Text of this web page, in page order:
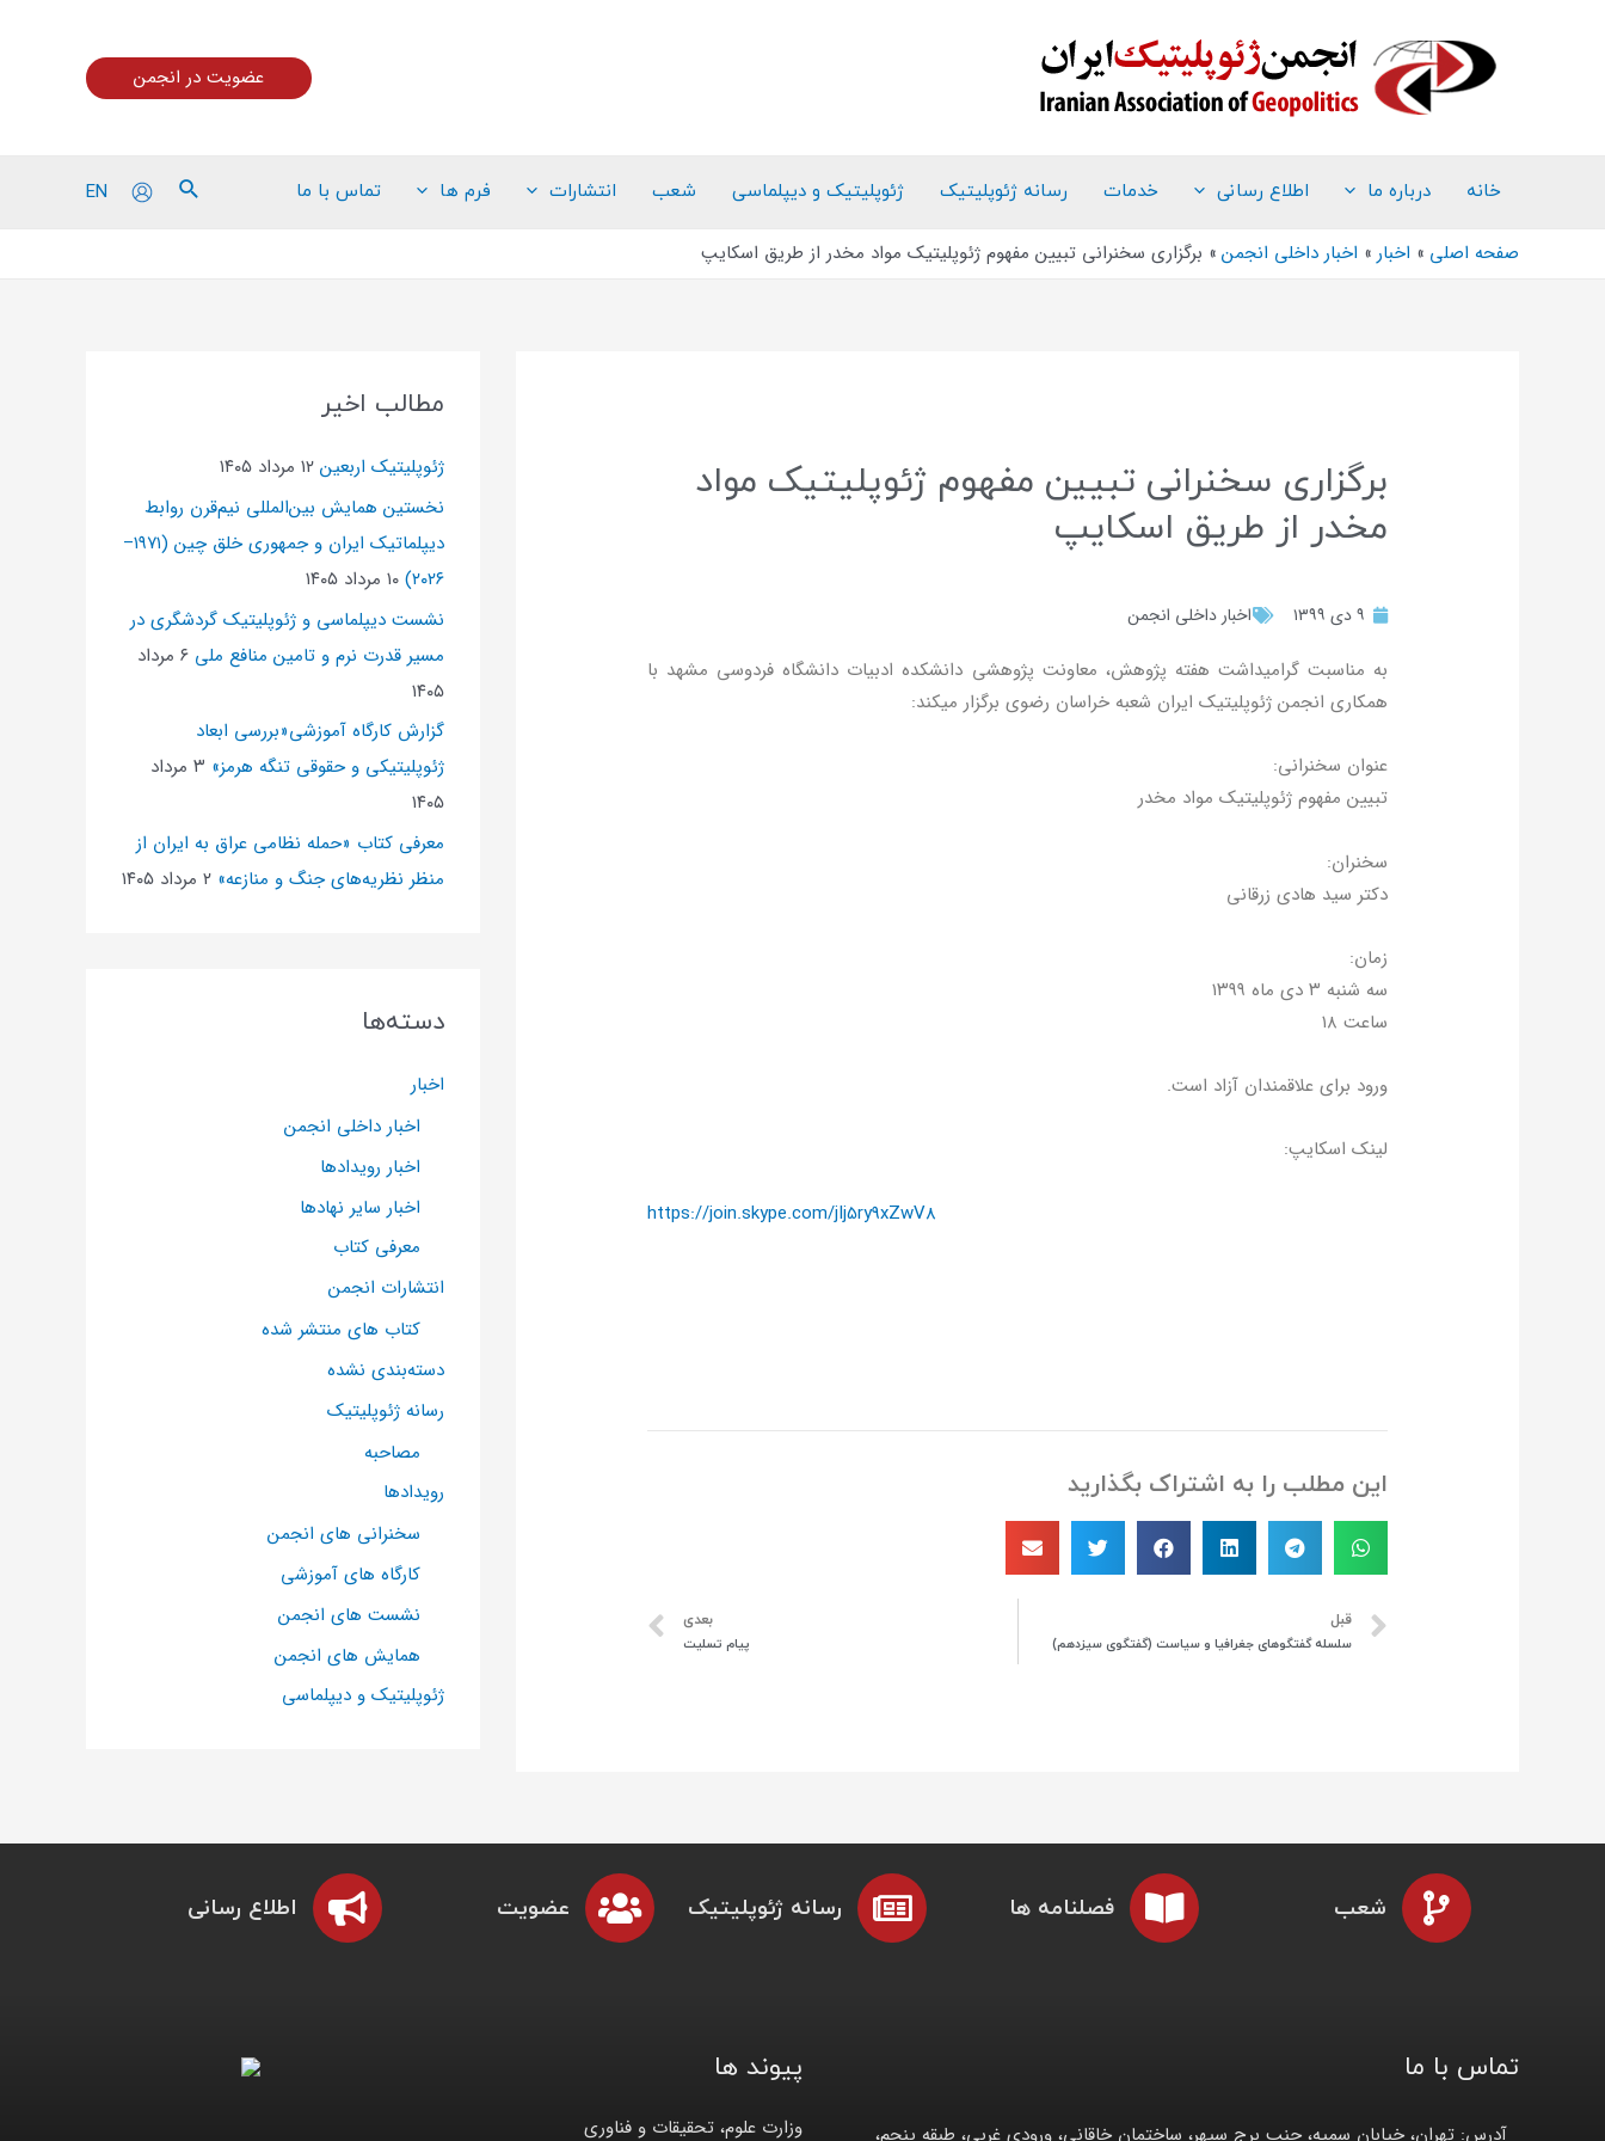
عضویت در انجمن
خانه درباره ما اطلاع رسانی خدمات رسانه ژئوپلیتیک ژئوپلیتیک و دیپلماسی شعب انتشارات فرم ها تماس با ما EN
صفحه اصلی اخبار اخبار داخلی انجمن برگزاری سخنرانی تبیین مفهوم ژئوپلیتیک مواد مخدر از طریق اسکایپ
برگزاری سخنرانی تبیین مفهوم ژئوپلیتیک مواد
مخدر از طریق اسکایپ
۹ دی ۱۳۹۹ اخبار داخلی انجمن
به مناسبت گرامیداشت هفته پژوهش، معاونت پژوهشی دانشکده ادبیات دانشگاه فردوسی مشهد با
همکاری انجمن ژئوپلیتیک ایران شعبه خراسان رضوی برگزار میکند:
عنوان سخنرانی:
تبیین مفهوم ژئوپلیتیک مواد مخدر
سخنران:
دکتر سید هادی زرقانی
زمان:
سه شنبه ۳ دی ماه ۱۳۹۹
ساعت ۱۸
ورود برای علاقمندان آزاد است.
لینک اسکایپ:
https://join.skype.com/jIj5ry9xZwV8
این مطلب را به اشتراک بگذارید
قبل
سلسله گفتگوهای جغرافیا و سیاست (گفتگوی سیزدهم)
بعدی
پیام تسلیت
مطالب اخیر
ژئوپلیتیک اربعین ۱۲ مرداد ۱۴۰۵
نخستین همایش بین‌المللی نیم‌قرن روابط
دیپلماتیک ایران و جمهوری خلق چین (۱۹۷۱–
۲۰۲۶) ۱۰ مرداد ۱۴۰۵
نشست دیپلماسی و ژئو‌پلیتیک گردشگری در
مسیر قدرت نرم و تامین منافع ملی
۶ مرداد
۱۴۰۵
گزارش کارگاه آموزشی«بررسی ابعاد
ژئوپلیتیکی و حقوقی تنگه هرمز»
۳ مرداد
۱۴۰۵
معرفی کتاب «حمله نظامی عراق به ایران از
منظر نظریه‌های جنگ و منازعه» ۲ مرداد ۱۴۰۵
دسته‌ها
اخبار
اخبار داخلی انجمن
اخبار رویدادها
اخبار سایر نهادها
معرفی کتاب
انتشارات انجمن
کتاب های منتشر شده
دسته‌بندی نشده
رسانه ژئوپلیتیک
مصاحبه
رویدادها
سخنرانی های انجمن
کارگاه های آموزشی
نشست های انجمن
همایش های انجمن
ژئوپلیتیک و دیپلماسی
شعب فصلنامه ها رسانه ژئوپلیتیک عضویت اطلاع رسانی
تماس با ما پیوند ها
وزارت علوم، تحقیقات و فناوری